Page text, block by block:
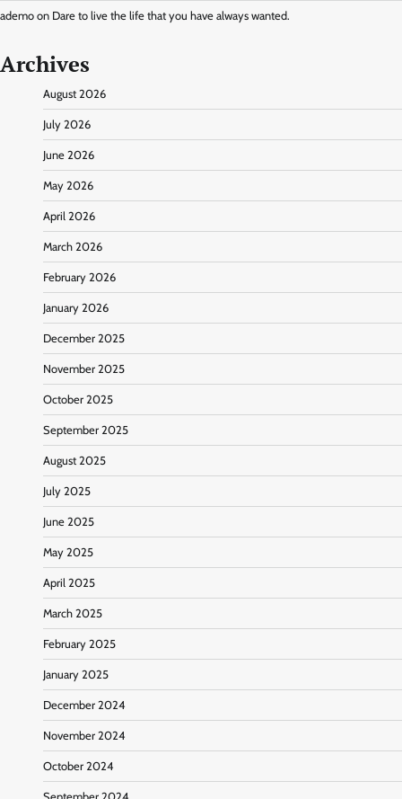
ademo on Dare to live the life that you have always wanted.
Archives
August 2026
July 2026
June 2026
May 2026
April 2026
March 2026
February 2026
January 2026
December 2025
November 2025
October 2025
September 2025
August 2025
July 2025
June 2025
May 2025
April 2025
March 2025
February 2025
January 2025
December 2024
November 2024
October 2024